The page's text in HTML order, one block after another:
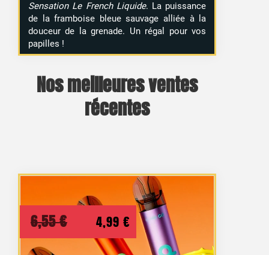
Sensation Le French Liquide. La puissance
de la framboise bleue sauvage alliée à la
douceur de la grenade. Un régal pour vos
papilles !
Nos meilleures ventes
récentes
6,55€
Le
prix
4,99 € Le
prix